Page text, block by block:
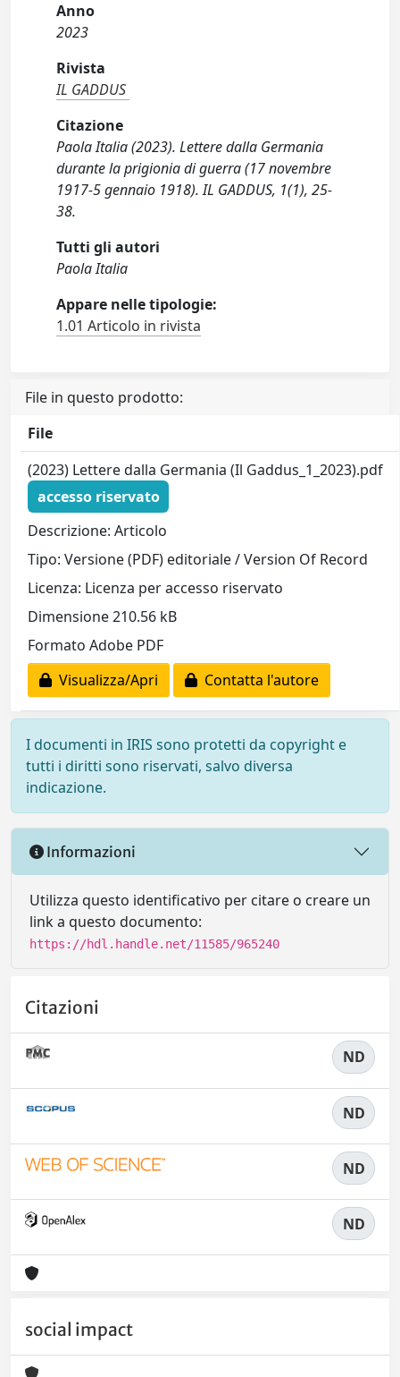
Anno
2023
Rivista
IL GADDUS
Citazione
Paola Italia (2023). Lettere dalla Germania
durante la prigionia di guerra (17 novembre
1917-5 gennaio 1918). IL GADDUS, 1(1), 25-
38.
Tutti gli autori
Paola Italia
Appare nelle tipologie:
1.01 Articolo in rivista
File in questo prodotto:
File
(2023) Lettere dalla Germania (Il Gaddus_1_2023).pdf
accesso riservato
Descrizione: Articolo
Tipo: Versione (PDF) editoriale / Version Of Record
Licenza: Licenza per accesso riservato
Dimensione 210.56 kB
Formato Adobe PDF
Visualizza/Apri
Contatta l'autore
I documenti in IRIS sono protetti da copyright e
tutti i diritti sono riservati, salvo diversa
indicazione.
Informazioni
Utilizza questo identificativo per citare o creare un
link a questo documento:
https://hdl.handle.net/11585/965240
Citazioni
ND
ND
ND
ND
social impact